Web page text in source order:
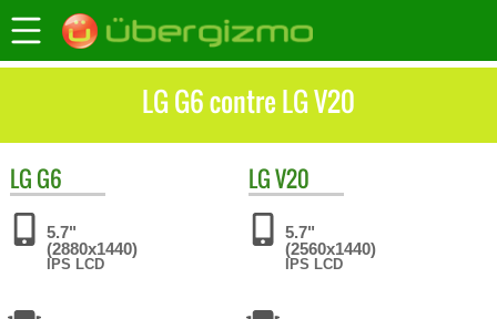
LG G6 contre LG V20
LG G6
5.7"
(2880x1440)
IPS LCD
LGV20
5.7"
(2560x1440)
IPS LCD